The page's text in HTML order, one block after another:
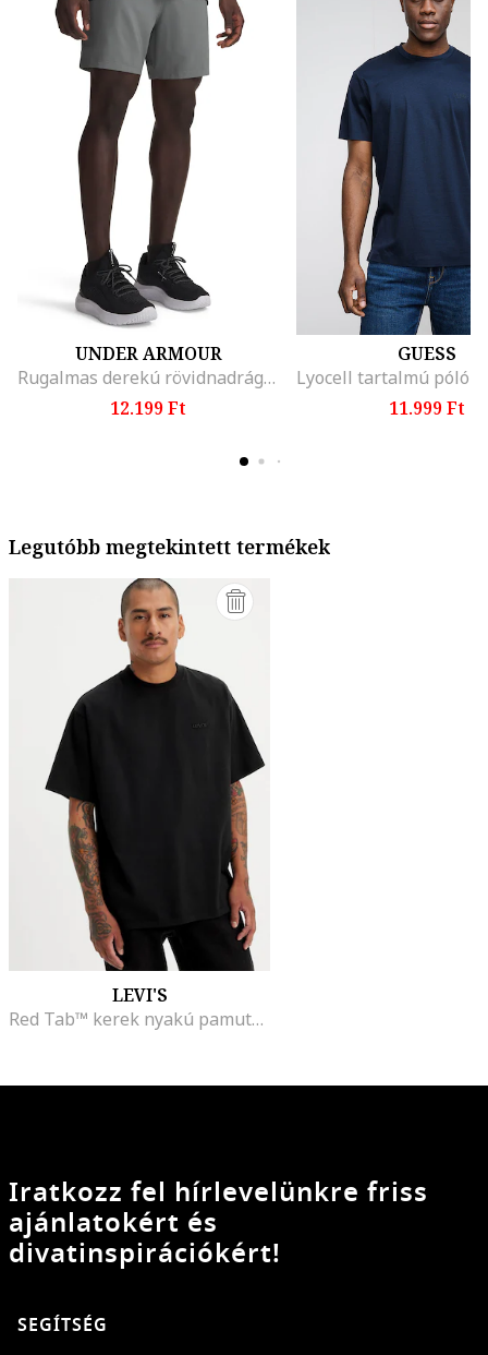
UNDER ARMOUR
Rugalmas derekú rövidnadrág, Világosszürke
12.199 Ft
GUESS
11.999 Ft
Legutóbb megtekintett termékek
LEVI'S
Red Tab™ kerek nyakú pamutpóló, Fekete
Iratkozz fel hírlevelünkre friss
ajánlatokért és
divatinspirációkért!
SEGÍTSÉG